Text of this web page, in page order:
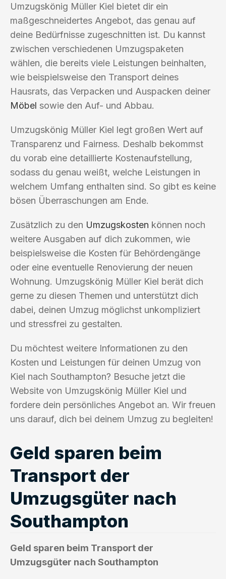
Umzugskönig Müller Kiel bietet dir ein
maßgeschneidertes Angebot, das genau auf
deine Bedürfnisse zugeschnitten ist. Du kannst
zwischen verschiedenen Umzugspaketen
wählen, die bereits viele Leistungen beinhalten,
wie beispielsweise den Transport deines
Hausrats, das Verpacken und Auspacken deiner
Möbel sowie den Auf- und Abbau.
Umzugskönig Müller Kiel legt großen Wert auf
Transparenz und Fairness. Deshalb bekommst
du vorab eine detaillierte Kostenaufstellung,
sodass du genau weißt, welche Leistungen in
welchem Umfang enthalten sind. So gibt es keine
bösen Überraschungen am Ende.
Zusätzlich zu den Umzugskosten können noch
weitere Ausgaben auf dich zukommen, wie
beispielsweise die Kosten für Behördengänge
oder eine eventuelle Renovierung der neuen
Wohnung. Umzugskönig Müller Kiel berät dich
gerne zu diesen Themen und unterstützt dich
dabei, deinen Umzug möglichst unkompliziert
und stressfrei zu gestalten.
Du möchtest weitere Informationen zu den
Kosten und Leistungen für deinen Umzug von
Kiel nach Southampton? Besuche jetzt die
Website von Umzugskönig Müller Kiel und
fordere dein persönliches Angebot an. Wir freuen
uns darauf, dich bei deinem Umzug zu begleiten!
Geld sparen beim
Transport der
Umzugsgüter nach
Southampton
Geld sparen beim Transport der
Umzugsgüter nach Southampton